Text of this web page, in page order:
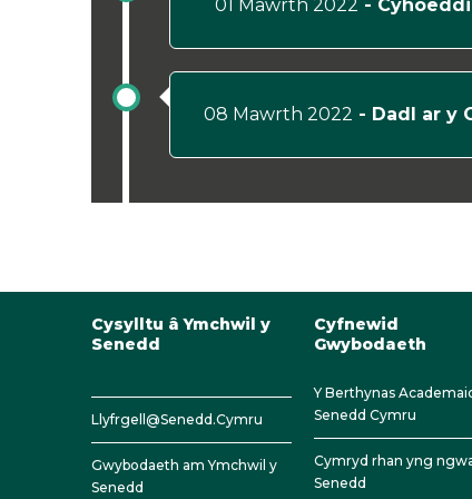
01 Mawrth 2022 -
08 Mawrth 2022 - Dadl ar y
Cysylltu â Ymchwil y
Senedd
Llyfrgell@Senedd.Cymru
Gwybodaeth am Ymchwil y
Senedd
Cyfnewid
Gwybodaeth
Y Berthynas
Senedd Cymru
Cymryd rhan yng
Senedd